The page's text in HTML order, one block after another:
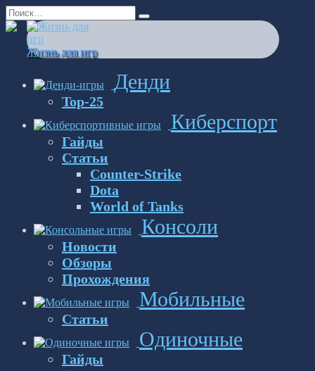
Перейти
к
содержанию
Search
for:
Жизнь для игр
Денди
Top-25
Киберспорт
Гайды
Статьи
Counter-Strike
Dota
World of Tanks
Консоли
Новости
Обзоры
Прохождения
Мобильные
Статьи
Одиночные
Гайды